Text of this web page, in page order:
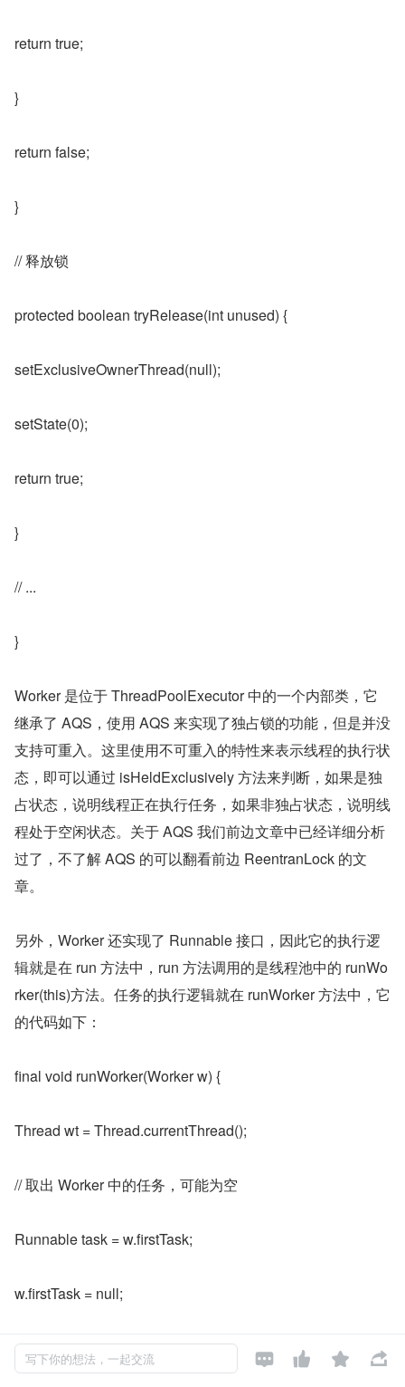
return true;
}
return false;
}
// 释放锁
protected boolean tryRelease(int unused) {
setExclusiveOwnerThread(null);
setState(0);
return true;
}
// ...
}
Worker 是位于 ThreadPoolExecutor 中的一个内部类，它
继承了 AQS，使用 AQS 来实现了独占锁的功能，但是并没
支持可重入。这里使用不可重入的特性来表示线程的执行状
态，即可以通过 isHeldExclusively 方法来判断，如果是独
占状态，说明线程正在执行任务，如果非独占状态，说明线
程处于空闲状态。关于 AQS 我们前边文章中已经详细分析
过了，不了解 AQS 的可以翻看前边 ReentranLock 的文
章。
另外，Worker 还实现了 Runnable 接口，因此它的执行逻
辑就是在 run 方法中，run 方法调用的是线程池中的 runWo
rker(this)方法。任务的执行逻辑就在 runWorker 方法中，它
的代码如下：
final void runWorker(Worker w) {
Thread wt = Thread.currentThread();
// 取出 Worker 中的任务，可能为空
Runnable task = w.firstTask;
w.firstTask = null;
w.unlock(); // allow interrupts
写下你的想法，一起交流    